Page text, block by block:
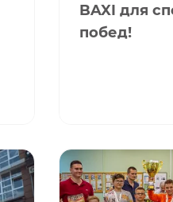
BAXI для
побед!